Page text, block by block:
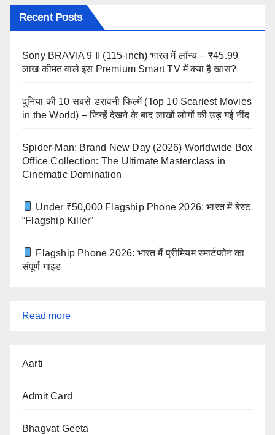
Recent Posts
Sony BRAVIA 9 II (115-inch) भारत में लॉन्च – ₹45.99
लाख कीमत वाले इस Premium Smart TV में क्या है खास?
दुनिया की 10 सबसे डरावनी फिल्में (Top 10 Scariest Movies
in the World) – जिन्हें देखने के बाद लाखों लोगों की उड़ गई नींद
Spider-Man: Brand New Day (2026) Worldwide Box
Office Collection: The Ultimate Masterclass in
Cinematic Domination
Under ₹50,000 Flagship Phone 2026: भारत में बेस्ट
“Flagship Killer”
Flagship Phone 2026: भारत में प्रीमियम स्मार्टफोन का
संपूर्ण गाइड
Read more:
2026):
Aarti
Admit Card
Bhagvat Geeta